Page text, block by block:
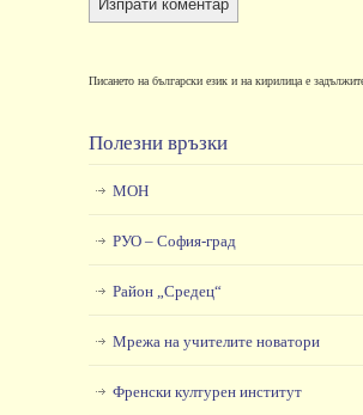
Писането на български език и на кирилица е
Полезни връзки
МОН
РУО – София-град
Район „Средец“
Мрежа на учителите новатори
Френски културен институт